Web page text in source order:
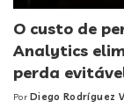
O custo de
Analytics
perda
Posted
Por Diego Rodríguez